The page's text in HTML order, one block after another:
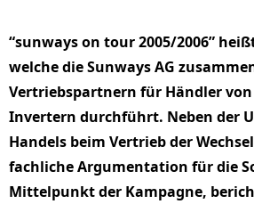
“sunways on tour 2005/2006”
welche die Sunways AG
Vertriebspartnern für Händler von
Invertern durchführt. Neben der
Handels beim Vertrieb der
fachliche Argumentation für die
Mittelpunkt der Kampagne,